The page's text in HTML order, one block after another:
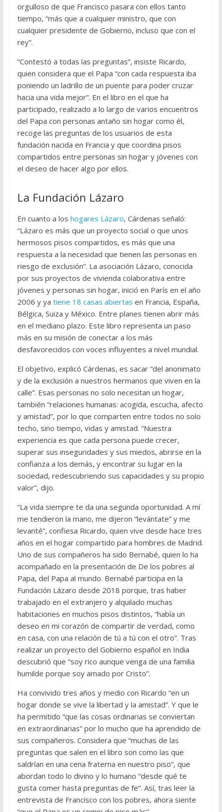
orgulloso de que Francisco pasara con ellos tanto
tiempo, “más que a cualquier ministro, que con
cualquier presidente de Gobierno, incluso que con el
rey”.
“Contestó a todas las preguntas”, insiste Ricardo,
quien considera que el Papa “con cada respuesta iba
poniendo un ladrillo de un puente para poder cruzar
hacia una vida mejor”. En el libro en el que ha
participado, realizado a lo largo de varios encuentros
del Papa con personas antaño sin hogar como él,
recoge las preguntas de los usuarios de esta
fundación nacida en Francia y que coordina pisos
compartidos entre personas sin hogar y jóvenes con
el deseo de hacer algo por ellos.
La Fundación Lázaro
En cuanto a los hogares Lázaro, Cárdenas señaló:
“Lázaro es más que un proyecto social o que unos
hermosos pisos compartidos, es más que una
respuesta a la necesidad que tienen las personas en
riesgo de exclusión”. La asociación Lázaro, conocida
por sus proyectos de vivienda colaborativa entre
jóvenes y personas sin hogar, inició en París en el año
2006 y ya tiene 18 casas abiertas en Francia, España,
Bélgica, Suiza y México. Entre planes tienen abrir más
en el mediano plazo. Este libro representa un paso
más en su misión de conectar a los más
desfavorecidos con voces influyentes a nivel mundial.
El objetivo, explicó Cárdenas, es sacar “del anonimato
y de la exclusión a nuestros hermanos que viven en la
calle”. Esas personas no solo necesitan un hogar,
también “relaciones humanas: acogida, escucha, afecto
y amistad”, por lo que comparten entre todos no solo
techo, sino tiempo, vidas y amistad. “Nuestra
experiencia es que cada persona puede crecer,
superar sus inseguridades y sus miedos, abrirse en la
confianza a los demás, y encontrar su lugar en la
sociedad, redescubriendo sus capacidades y su propio
valor”, dijo.
“La vida siempre te da una segunda oportunidad. A mí
me tendieron la mano, me dijeron “levántate” y me
levanté”, confiesa Ricardo, quien vive desde hace tres
años en el hogar compartido para hombres de Madrid.
Uno de sus compañeros ha sido Bernabé, quien lo ha
acompañado en la presentación de De los pobres al
Papa, del Papa al mundo. Bernabé participa en la
Fundación Lázaro desde 2018 porque, tras haber
trabajado en el extranjero y alquilado muchas
habitaciones en muchos pisos distintos, “había un
deseo en mi corazón de compartir de verdad, como
en casa, con una relación de tú a tú con el otro”. Tras
realizar un proyecto del Gobierno español en India
descubrió que “soy rico aunque venga de una familia
humilde porque soy amado por Cristo”.
Ha convivido tres años y medio con Ricardo “en un
hogar donde se vive la libertad y la amistad”. Y que le
ha permitido “que las cosas ordinarias se conviertan
en extraordinarias” por lo mucho que ha aprendido de
sus compañeros. Considera que “muchas de las
preguntas que salen en el libro son como las que
saldrían en una cena fraterna en nuestro piso”, que
abordan todo lo divino y lo humano “desde qué te
gusta comer hasta preguntas de fe”. Así, tras leer la
entrevista de Francisco con los pobres, ahora siente